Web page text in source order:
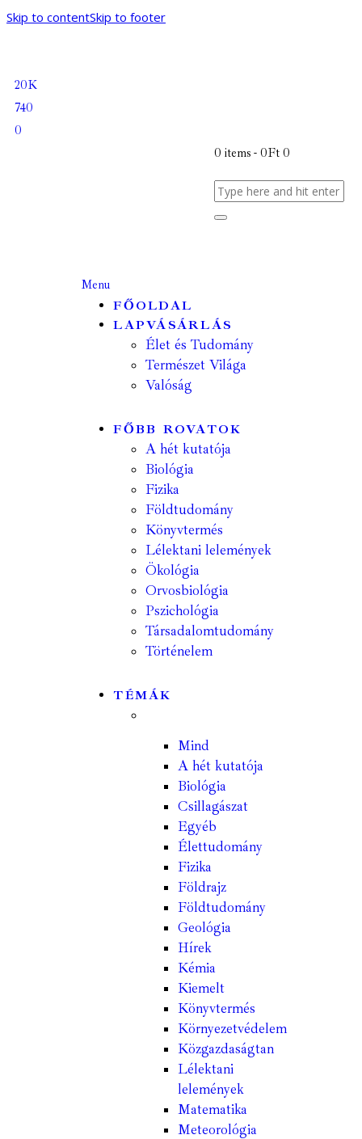
Skip to contentSkip to footer
20K
740
0
0 items - 0Ft 0
Menu
FŐOLDAL
LAPVÁSÁRLÁS
Élet és Tudomány
Természet Világa
Valóság
FŐBB ROVATOK
A hét kutatója
Biológia
Fizika
Földtudomány
Könyvtermés
Lélektani lelemények
Ökológia
Orvosbiológia
Pszichológia
Társadalomtudomány
Történelem
TÉMÁK
Mind
A hét kutatója
Biológia
Csillagászat
Egyéb
Élettudomány
Fizika
Földrajz
Földtudomány
Geológia
Hírek
Kémia
Kiemelt
Könyvtermés
Környezetvédelem
Közgazdaságtan
Lélektani
lelemények
Matematika
Meteorológia